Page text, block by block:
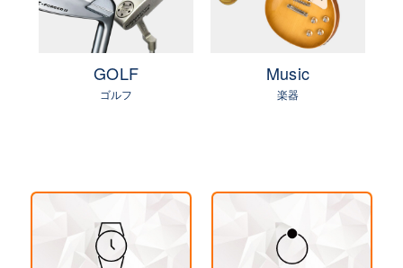
町・小美玉市・笠間市・東海村・大洗町・城里
茨城県 県北地区（北茨城市・高萩市・常陸太田
市・大子町・日立市・常陸大宮市）
浦市・つくば市・阿見町・美浦町・稲敷市・牛久
市・龍ヶ崎市・取手市・利根町・河内町・つくば
みらい市・守谷市）
GOLF
ゴルフ
Music
楽器